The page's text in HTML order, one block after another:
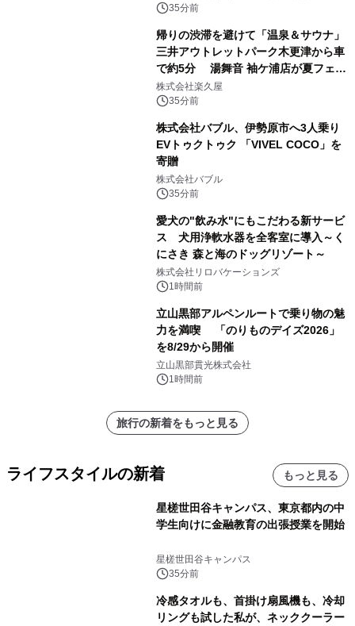
月18日より開催！
35分前
帰りの渋滞を避けて「温泉＆サウナ」
三井アウトレットパーク木更津から車
で約5分 湯舞音 袖ケ浦店が夏フェア
メニューを提供
株式会社楽久屋
35分前
株式会社バブル、伊勢原市へ3人乗り
EVトゥクトゥク 「VIVEL COCO」を
寄贈
株式会社バブル
35分前
愛犬の"飲み水"にもこだわる新サービ
ス 犬用浄軟水器を全客室に導入～く
にさき 森と海のドッグリゾート～
株式会社リロバケーションズ
1時間前
立山黒部アルペンルートで乗り物の魅
力を満喫 「のりものデイズ2026」
を8/29から開催
立山黒部貫光株式会社
1時間前
旅行の新着をもっと見る
ライフスタイルの新着 もっと見る
星槎世田谷キャンパス、東京都内の中
学生向けに金融教育の出張授業を開始
星槎世田谷キャンパス
35分前
冷感タオルも、首掛け扇風機も、冷却
リングも試した私が、ネッククーラー